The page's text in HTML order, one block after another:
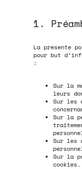
1.
La présente
pour but
:
Sur la
leurs
Sur les
Sur la
Sur les
Sur la
cookies.